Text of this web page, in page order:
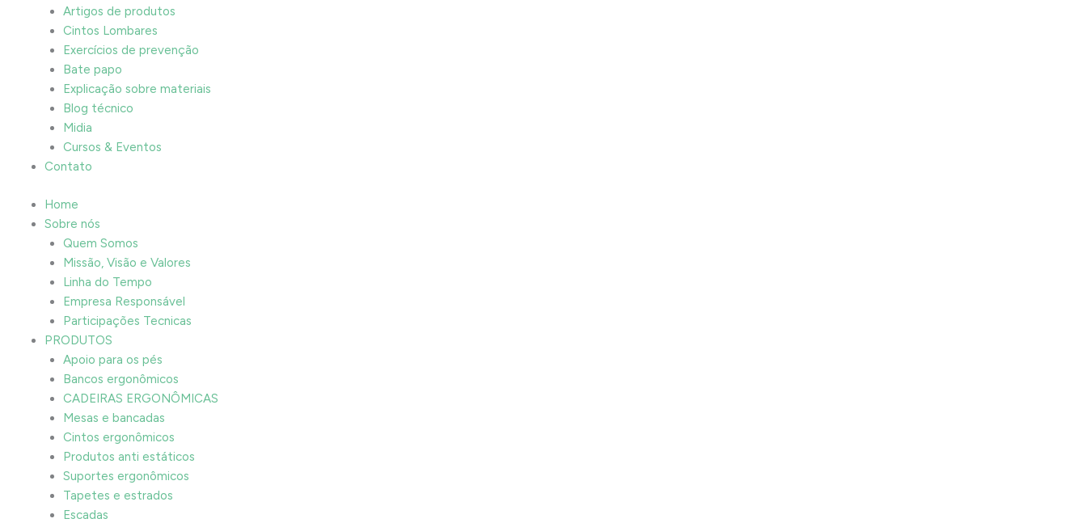
Artigos de produtos
Cintos Lombares
Exercícios de prevenção
Bate papo
Explicação sobre materiais
Blog técnico
Midia
Cursos & Eventos
Contato
Home
Sobre nós
Quem Somos
Missão, Visão e Valores
Linha do Tempo
Empresa Responsável
Participações Tecnicas
PRODUTOS
Apoio para os pés
Bancos ergonômicos
CADEIRAS ERGONÔMICAS
Mesas e bancadas
Cintos ergonômicos
Produtos anti estáticos
Suportes ergonômicos
Tapetes e estrados
Escadas